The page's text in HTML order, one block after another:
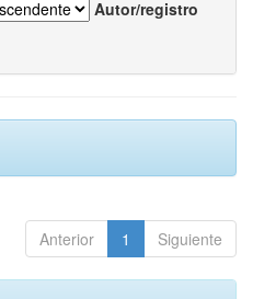
Autor/registro
Anterior 1 Siguiente